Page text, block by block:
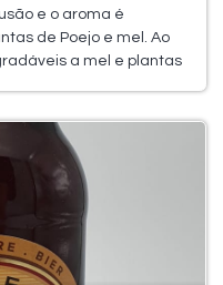
e o aroma é
de Poejo e mel. Ao
a mel e plantas